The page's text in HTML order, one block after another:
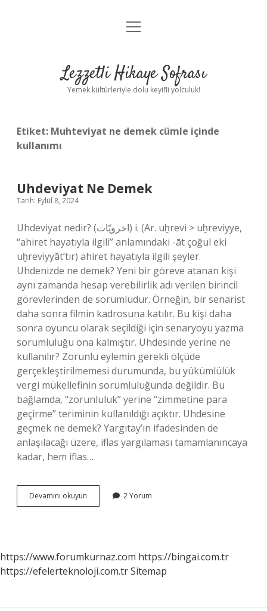
Anasayfa
Yasal Uyarı
menüyü
Lezzetli Hikaye Sofrası
Yemek kültürleriyle dolu keyifli yolculuk!
Etiket: Muhteviyat ne demek cümle içinde
kullanımı
Uhdeviyat Ne Demek
Tarih: Eylül 8, 2024
Uhdeviyat nedir? (ﺍﺧﺮﻭﻳّﺎﺕ) i. (Ar. uḫrevі > uḫreviyye,
“ahiret hayatıyla ilgili” anlamındaki -āt çoğul eki
uḫreviyyāt’tır) ahiret hayatıyla ilgili şeyler.
Uhdenizde ne demek? Yeni bir göreve atanan kişi
aynı zamanda hesap verebilirlik adı verilen birincil
görevlerinden de sorumludur. Örneğin, bir senarist
daha sonra filmin kadrosuna katılır. Bu kişi daha
sonra oyuncu olarak seçildiği için senaryoyu yazma
sorumluluğu ona kalmıştır. Uhdesinde yerine ne
kullanılır? Zorunlu eylemin gerekli ölçüde
gerçekleştirilmemesi durumunda, bu yükümlülük
vergi mükellefinin sorumluluğunda değildir. Bu
bağlamda, “zorunluluk” yerine “zimmetine para
geçirme” teriminin kullanıldığı açıktır. Uhdesine
geçmek ne demek? Yargıtay’ın ifadesinden de
anlaşılacağı üzere, iflas yargılaması tamamlanıncaya
kadar, hem iflas…
Devamını okuyun Uhdeviyat
Ne
2 Yorum
https://www.forumkurnaz.com https://bingai.com.tr
https://efelerteknoloji.com.trSitemap